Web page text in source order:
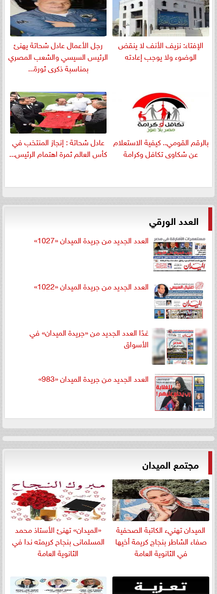
الإفتاء: نزيف الأنف لا ينقض
الوضوء ولا يوجب إعادته
رجل الأعمال عادل شحاتة يهنئ
الرئيس السيسي والشعب المصري
بمناسبة ذكرى ثورة...
بالرقم القومي.. كيفية الاستعلام
عن شكاوى تكافل وكرامة
عادل شحاتة : إنجاز المنتخب في
كأس العالم ثمرة اهتمام الرئيس...
العدد الورقي
العدد الجديد من جريدة الميدان «1027»
العدد الجديد من جريدة الميدان «1022»
غدًا العدد الجديد من «جريدة الميدان» في
الأسواق
العدد الجديد من جريدة الميدان «983»
مجتمع الميدان
الميدان تهنيء الكاتبة الصحفية
صفاء الشاطر بنجاج كريمة أخيها
في الثانوية العامة
«الميدان» تهنئ الأستاذ محمد
المسلمانى بنجاح كريمته ندا في
الثانوية العامة